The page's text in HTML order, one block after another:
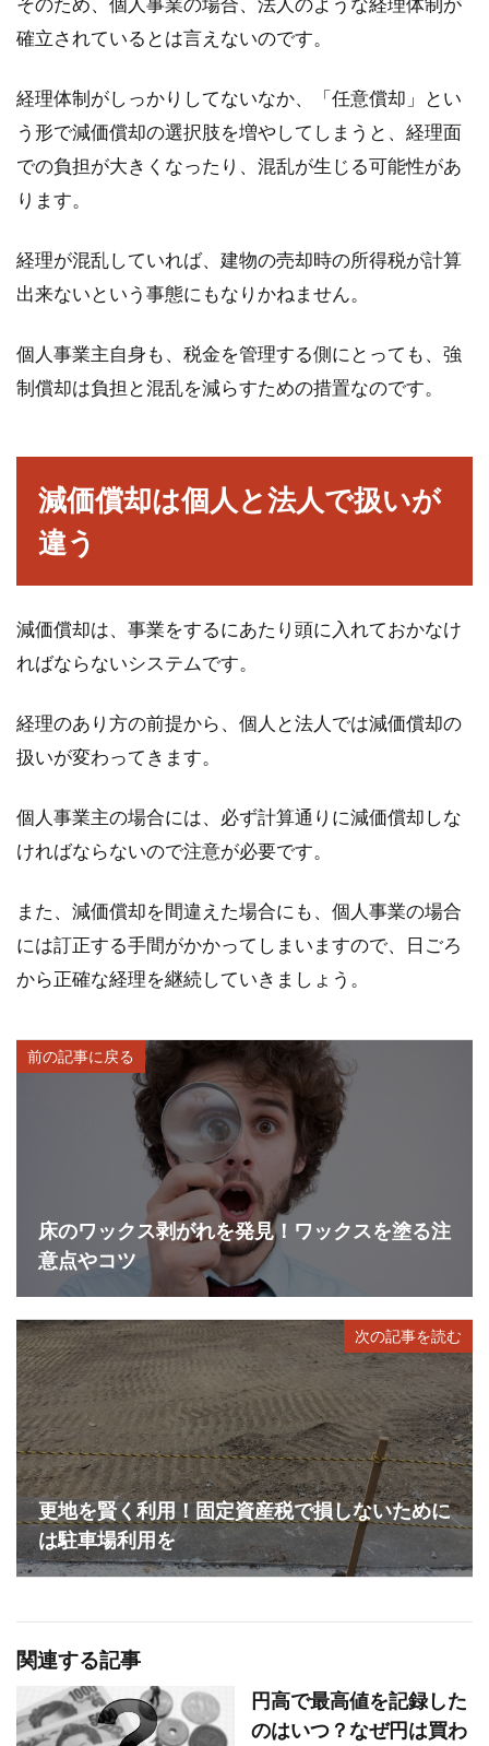
確立されているとは言えないのです。
経理体制がしっかりしてないなか、「任意償却」とい
う形で減価償却の選択肢を増やしてしまうと、経理面
での負担が大きくなったり、混乱が生じる可能性があ
ります。
経理が混乱していれば、建物の売却時の所得税が計算
出来ないという事態にもなりかねません。
個人事業主自身も、税金を管理する側にとっても、強
制償却は負担と混乱を減らすための措置なのです。
減価償却は個人と法人で扱いが
違う
減価償却は、事業をするにあたり頭に入れておかなけ
ればならないシステムです。
経理のあり方の前提から、個人と法人では減価償却の
扱いが変わってきます。
個人事業主の場合には、必ず計算通りに減価償却しな
ければならないので注意が必要です。
また、減価償却を間違えた場合にも、個人事業の場合
には訂正する手間がかかってしまいますので、日ごろ
から正確な経理を継続していきましょう。
前の記事に戻る
床のワックス剥がれを発見！ワックスを塗る注
意点やコツ
次の記事を読む
更地を賢く利用！固定資産税で損しないために
は駐車場利用を
関連する記事
円高で最高値を記録した
のはいつ？なぜ円は買わ